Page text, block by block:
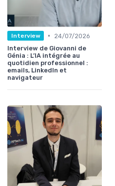
Interview •
24/07/2026
Interview de Giovanni de
Génia : L’IA intégrée au
quotidien professionnel :
emails, LinkedIn et
navigateur